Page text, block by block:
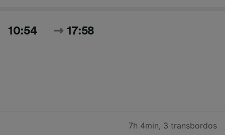
10:54 17:58
7h 4min, 3 transbordos